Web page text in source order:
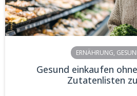
ERNÄHRUNG,
Gesund einkaufen
Zutatenlisten